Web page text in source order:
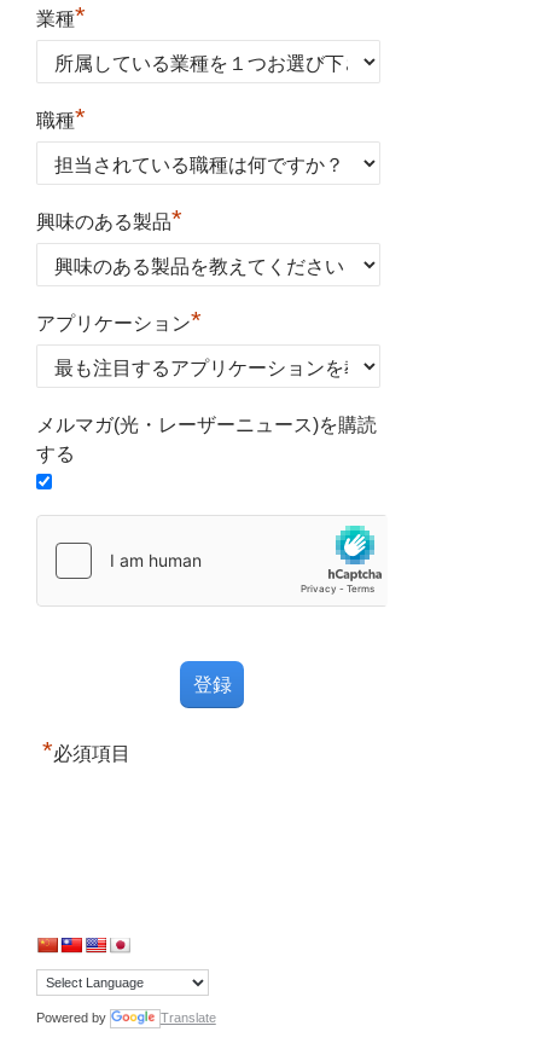
業種*
職種*
興味のある製品*
アプリケーション*
メルマガ(光・レーザーニュース)を購読
する
*必須項目
Powered by Translate